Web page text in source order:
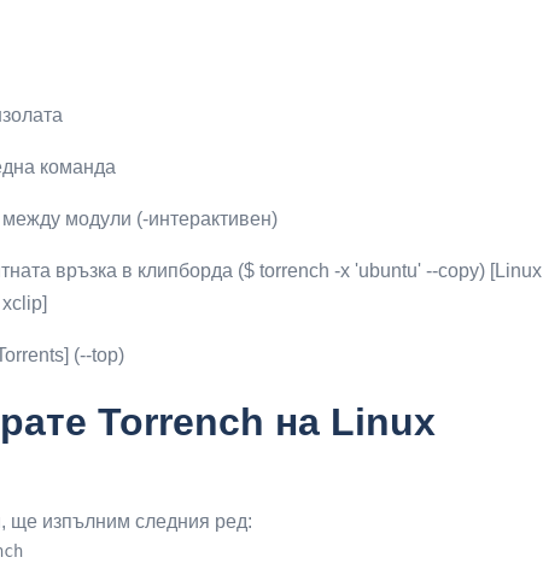
команда
модули (-интерактивен)
връзка в клипборда ($ torrench -x 'ubuntu' --copy) [Linux
(--top)
Torrench на Linux
ще изпълним следния ред: